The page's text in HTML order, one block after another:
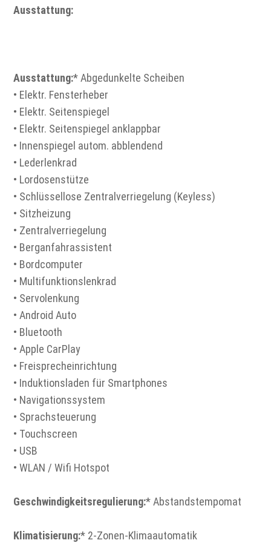
Ausstattung:
Ausstattung:* Abgedunkelte Scheiben
• Elektr. Fensterheber
• Elektr. Seitenspiegel
• Elektr. Seitenspiegel anklappbar
• Innenspiegel autom. abblendend
• Lederlenkrad
• Lordosenstütze
• Schlüssellose Zentralverriegelung (Keyless)
• Sitzheizung
• Zentralverriegelung
• Berganfahrassistent
• Bordcomputer
• Multifunktionslenkrad
• Servolenkung
• Android Auto
• Bluetooth
• Apple CarPlay
• Freisprecheinrichtung
• Induktionsladen für Smartphones
• Navigationssystem
• Sprachsteuerung
• Touchscreen
• USB
• WLAN / Wifi Hotspot
Geschwindigkeitsregulierung:* Abstandstempomat
Klimatisierung:* 2-Zonen-Klimaautomatik